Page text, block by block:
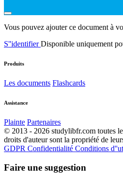
Vous pouvez ajouter ce document à
S''identifierDisponible uniquement
Produits
Les documents Flashcards
Assistance
Plainte Partenaires
© 2013 - 2026 studylibfr.com toutes
droits d'auteur sont la propriété de
GDPR Confidentialité Conditions
Faire une suggestion